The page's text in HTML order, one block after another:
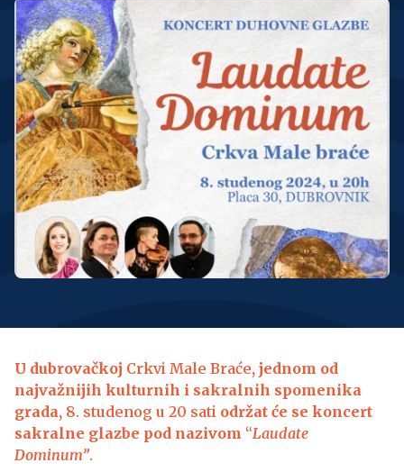
U dubrovačkoj Crkvi Male Braće, jednom od
najvažnijih kulturnih i sakralnih spomenika
grada, 8. studenog u 20 sati održat će se koncert
sakralne glazbe pod nazivom “Laudate
Dominum”.